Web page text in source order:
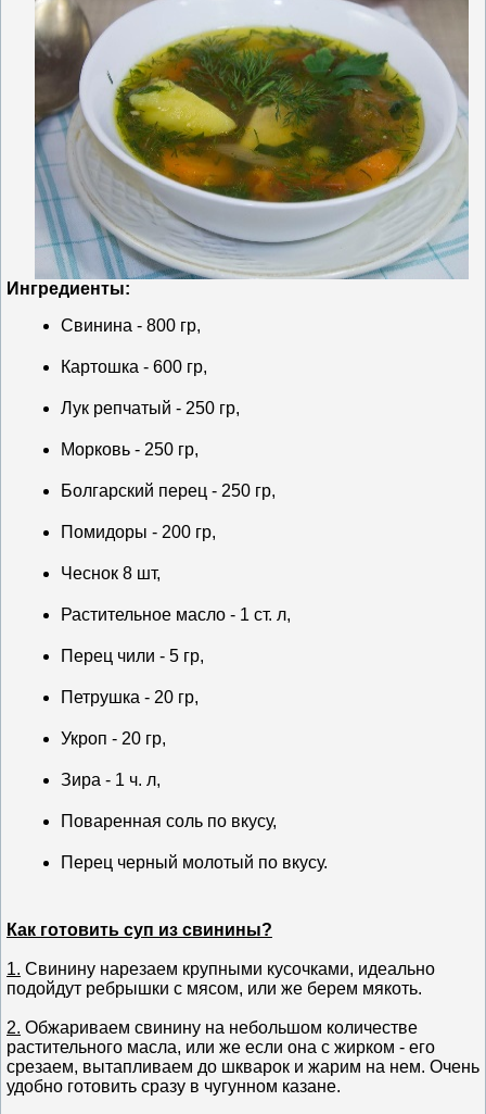
Ингредиенты:
Свинина - 800 гр,
Картошка - 600 гр,
Лук репчатый - 250 гр,
Морковь - 250 гр,
Болгарский перец - 250 гр,
Помидоры - 200 гр,
Чеснок 8 шт,
Растительное масло - 1 ст. л,
Перец чили - 5 гр,
Петрушка - 20 гр,
Укроп - 20 гр,
Зира - 1 ч. л,
Поваренная соль по вкусу,
Перец черный молотый по вкусу.
Как готовить суп из свинины?
1. Свинину нарезаем крупными кусочками, идеально
подойдут ребрышки с мясом, или же берем мякоть.
2. Обжариваем свинину на небольшом количестве
растительного масла, или же если она с жирком - его
срезаем, вытапливаем до шкварок и жарим на нем. Очень
удобно готовить сразу в чугунном казане.